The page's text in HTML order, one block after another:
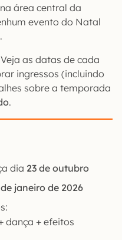
área central da
evento do Natal
Veja as datas de cada
ingressos (incluindo
sobre a temporada
.
dia 23 de outubro
de janeiro de 2026
dança + efeitos